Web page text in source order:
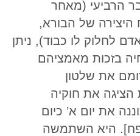
הרביעי (מאחר
של הבורא,
לחלוק לו כבוד), ניתן
בזכות מאמציהם
את שלטון
הציגה את חוקיה
את יום א’ כיום
הערה 9 בנספח]. היא השתמשה